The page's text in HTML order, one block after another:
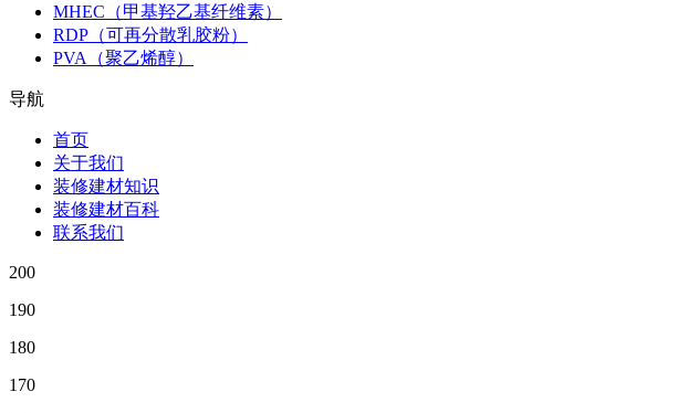
MHEC（甲基羟乙基纤维素）
RDP（可再分散乳胶粉）
PVA（聚乙烯醇）
导航
首页
关于我们
装修建材知识
装修建材百科
联系我们
200
190
180
170